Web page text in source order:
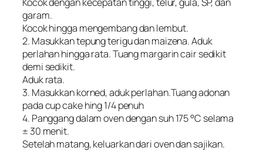
garam.
Kocok hingga mengembang dan lembut.
2. Masukkan tepung terigu dan maizena. Aduk
perlahan hingga rata. Tuang margarin cair sedikit
demi sedikit.
Aduk rata.
3. Masukkan korned, aduk perlahan.Tuang adonan
pada cup cake hing 1/4 penuh
4. Panggang dalam oven dengan suh 175 °C selama
± 30 menit.
Setelah matang, keluarkan dari oven dan sajikan.